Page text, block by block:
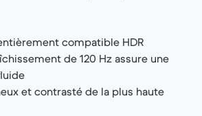
compatible HDR
de 120 Hz assure une
et contrasté de la plus haute